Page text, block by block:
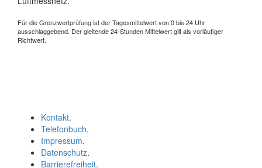
Für die Grenzwertprüfung ist der Tagesmittelwert von 0 bis 24 Uhr
ausschlaggebend. Der gleitende 24-Stunden Mittelwert gilt als vorläufiger
Richtwert.
Kontakt.
Telefonbuch.
Impressum.
Datenschutz.
Barrierefreiheit.